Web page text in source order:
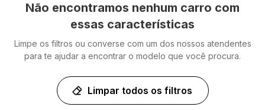
Não encontramos nenhum carro com
essas características
Limpe os filtros ou converse com um dos nossos atendentes
para te ajudar a encontrar o modelo que você procura.
Limpar todos os filtros